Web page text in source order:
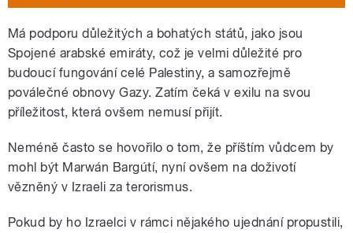
Má podporu důležitých a bohatých států, jako jsou
Spojené arabské emiráty, což je velmi důležité pro
budoucí fungování celé Palestiny, a samozřejmě
poválečné obnovy Gazy. Zatím čeká v exilu na svou
příležitost, která ovšem nemusí přijít.
Neméně často se hovořilo o tom, že příštím vůdcem by
mohl být Marwán Bargútí, nyní ovšem na doživotí
vězněný v Izraeli za terorismus.
Pokud by ho Izraelci v rámci nějakého ujednání propustili,